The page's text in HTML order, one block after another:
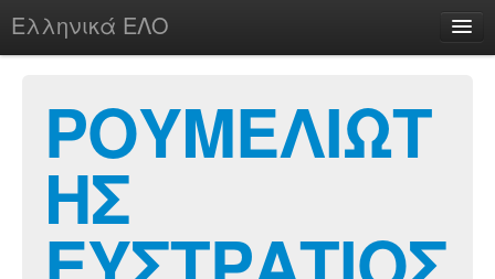
Ελληνικά ΕΛΟ
chesstu.be @ discord
Login
ΡΟΥΜΕΛΙΩΤ
ΗΣ